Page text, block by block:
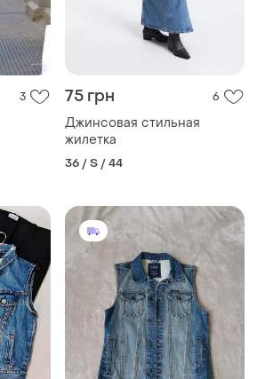
3 75 грн 6
Джинсовая стильная
жилетка
36 / S / 44